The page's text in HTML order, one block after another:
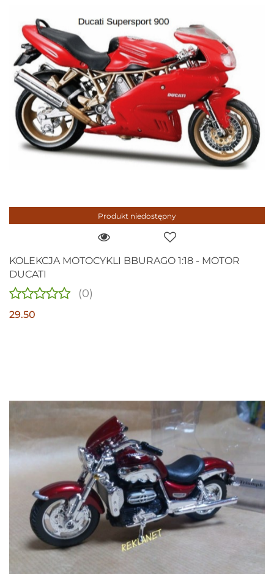
Produkt niedostępny
KOLEKCJA MOTOCYKLI BBURAGO 1:18 - MOTOR
DUCATI
(0)
29.50